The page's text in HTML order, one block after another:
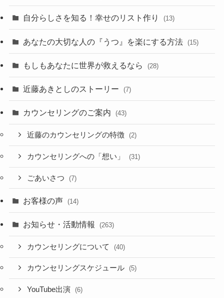
自分らしさを知る！幸せのリスト作り (13)
あなたの大切な人の『うつ』を楽にする方法 (15)
もしもあなたに世界が救えるなら (28)
近藤あきとしのストーリー (7)
カウンセリングのご案内 (43)
近藤のカウンセリングの特徴 (2)
カウンセリングへの「想い」 (31)
ごあいさつ (7)
お客様の声 (14)
お知らせ・活動情報 (263)
カウンセリングについて (40)
カウンセリングスケジュール (5)
YouTube出演 (6)